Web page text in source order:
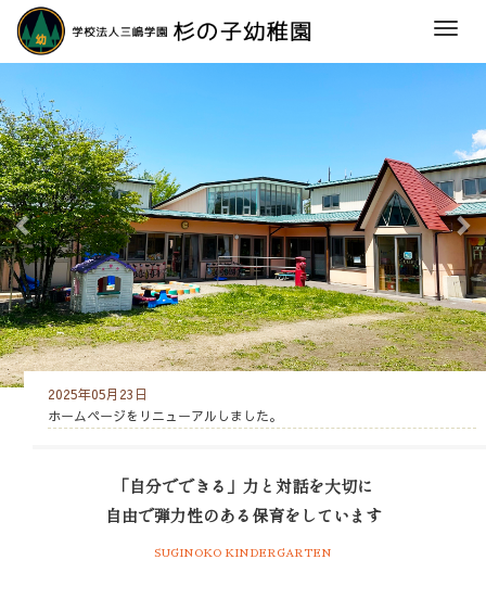
M
e
へ
2025年05月23日
ホームページをリニューアルしました。
「自分でできる」力と対話を大切に
自由で弾力性のある保育をしています
SUGINOKO KINDERGARTEN